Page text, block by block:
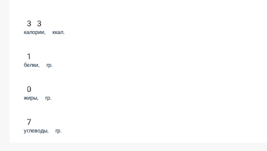
33
калории, ккал.
1
белки, гр.
0
жиры, гр.
7
углеводы, гр.